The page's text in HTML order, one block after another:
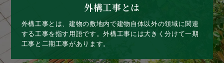
外構工事とは
外構工事とは、建物の敷地内で建物自体以外の領域に関連
する工事を指す用語です。外構工事には大きく分けて一期
工事と二期工事があります。